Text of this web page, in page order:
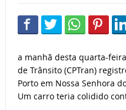
a manhã desta quarta-
de Trânsito (CPTran)
Porto em Nossa Senhora
Um carro teria colidido